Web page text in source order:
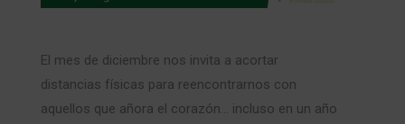
El mes de diciembre nos invita a acortar
distancias físicas para reencontrarnos con
aquellos que añora el corazón… incluso en un año